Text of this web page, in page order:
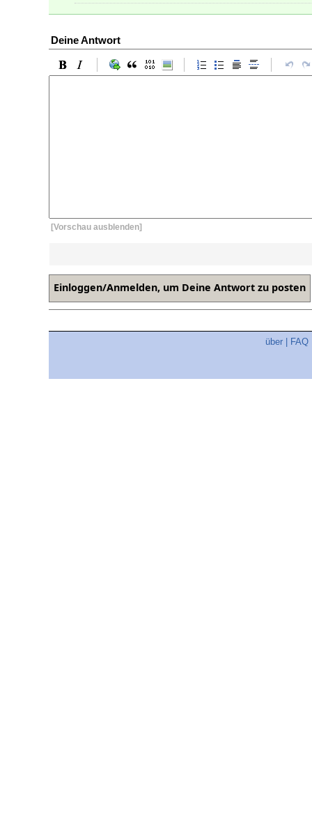
Deine Antwort
[Vorschau ausblenden]
über FAQ